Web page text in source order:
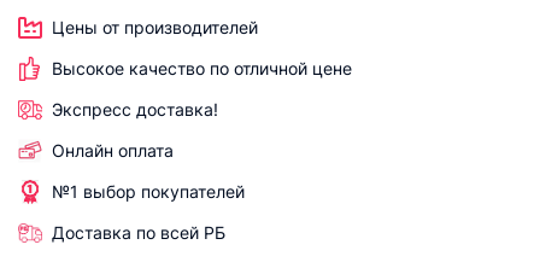
Цены от производителей
Высокое качество по отличной цене
Экспресс доставка!
Онлайн оплата
№1 выбор покупателей
Доставка по всей РБ